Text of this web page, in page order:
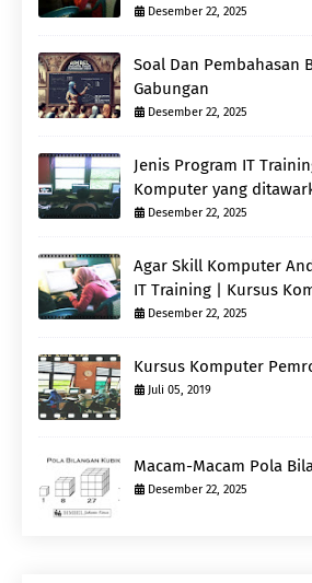
Desember 22, 2025
Soal Dan Pembahasan
Gabungan
Desember 22, 2025
Jenis Program IT
Komputer yang
Desember 22, 2025
Agar Skill Komputer
IT Training | Kursus
Desember 22, 2025
Kursus Komputer
Juli 05, 2019
Macam-Macam Pola
Desember 22, 2025